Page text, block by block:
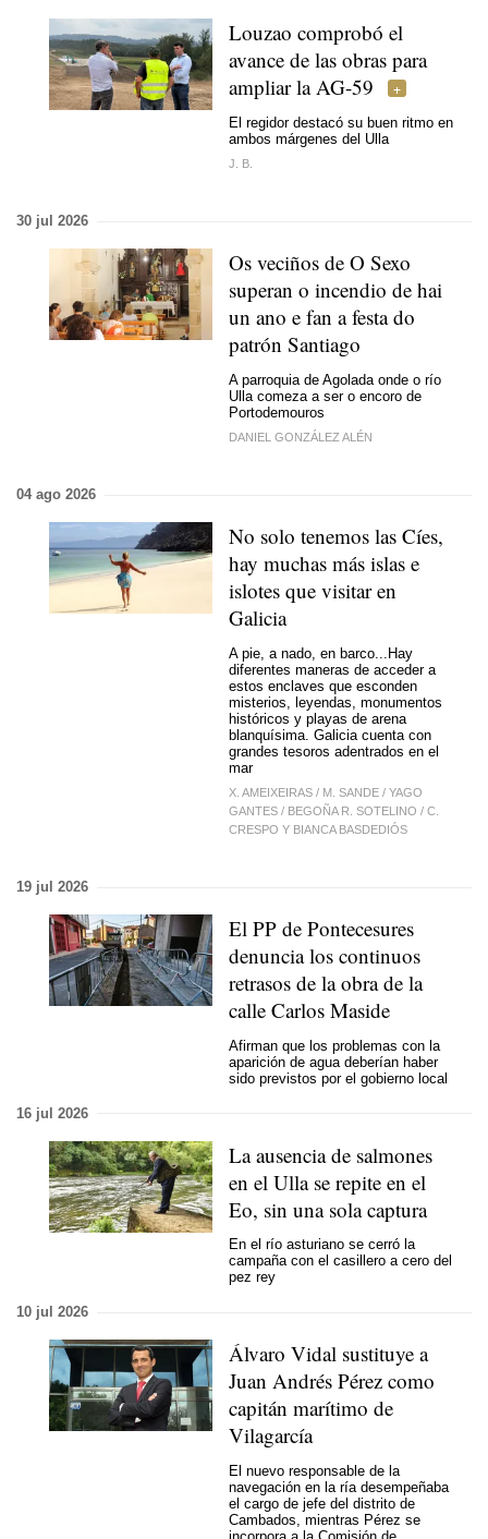
Louzao comprobó el
avance de las obras para
ampliar la AG-59
El regidor destacó su buen ritmo en
ambos márgenes del Ulla
J. B.
30 jul 2026
Os veciños de O Sexo
superan o incendio de hai
un ano e fan a festa do
patrón Santiago
A parroquia de Agolada onde o río
Ulla comeza a ser o encoro de
Portodemouros
DANIEL GONZÁLEZ ALÉN
04 ago 2026
No solo tenemos las Cíes,
hay muchas más islas e
islotes que visitar en
Galicia
A pie, a nado, en barco...Hay
diferentes maneras de acceder a
estos enclaves que esconden
misterios, leyendas, monumentos
históricos y playas de arena
blanquísima. Galicia cuenta con
grandes tesoros adentrados en el
mar
X. AMEIXEIRAS / M. SANDE / YAGO
GANTES / BEGOÑA R. SOTELINO / C.
CRESPO Y BIANCA BASDEDIÓS
19 jul 2026
El PP de Pontecesures
denuncia los continuos
retrasos de la obra de la
calle Carlos Maside
Afirman que los problemas con la
aparición de agua deberían haber
sido previstos por el gobierno local
16 jul 2026
La ausencia de salmones
en el Ulla se repite en el
Eo, sin una sola captura
En el río asturiano se cerró la
campaña con el casillero a cero del
pez rey
10 jul 2026
Álvaro Vidal sustituye a
Juan Andrés Pérez como
capitán marítimo de
Vilagarcía
El nuevo responsable de la
navegación en la ría desempeñaba
el cargo de jefe del distrito de
Cambados, mientras Pérez se
incorpora a la Comisión de